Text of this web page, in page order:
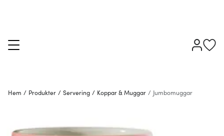
Hem / Produkter / Servering / Koppar & Muggar / Jumbomuggar